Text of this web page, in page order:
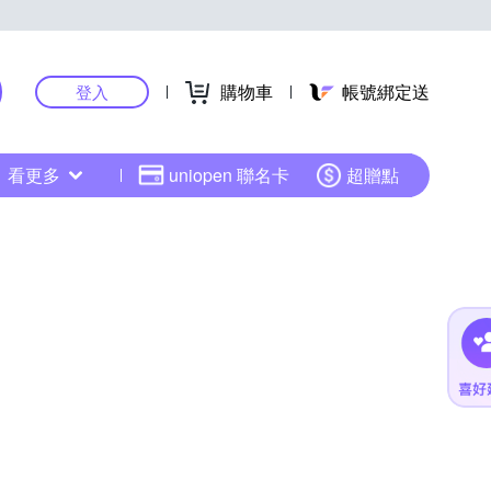
登入 購物車 帳號綁定送
看更多 uniopen 聯名卡 超贈點